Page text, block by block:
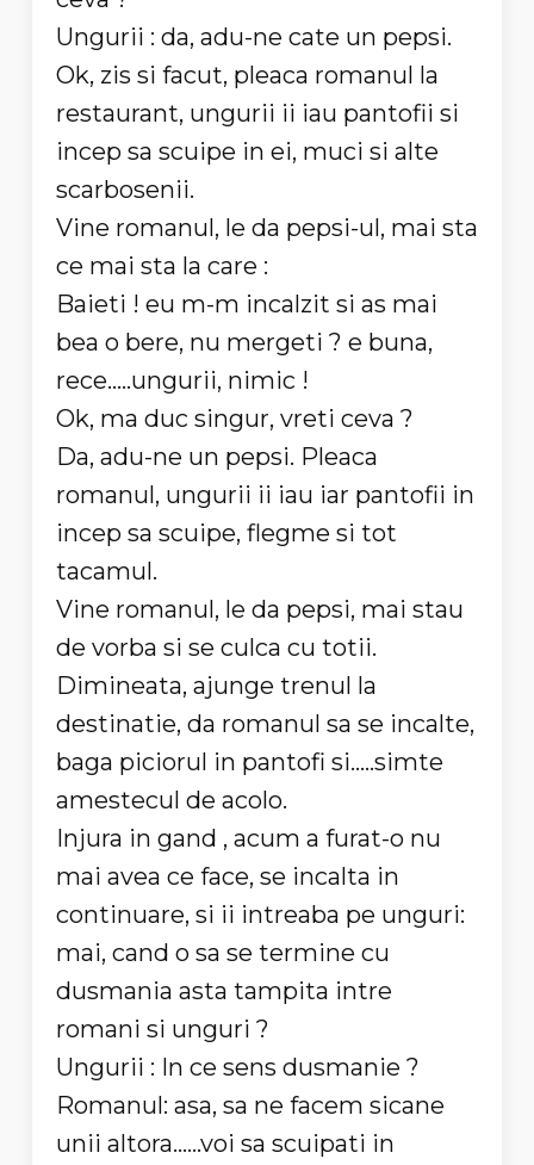
Ungurii : da, adu-ne cate un pepsi.
Ok, zis si facut, pleaca romanul la
restaurant, ungurii ii iau pantofii si
incep sa scuipe in ei, muci si alte
scarbosenii.
Vine romanul, le da pepsi-ul, mai sta
ce mai sta la care :
Baieti ! eu m-m incalzit si as mai
bea o bere, nu mergeti ? e buna,
rece.....ungurii, nimic !
Ok, ma duc singur, vreti ceva ?
Da, adu-ne un pepsi. Pleaca
romanul, ungurii ii iau iar pantofii in
incep sa scuipe, flegme si tot
tacamul.
Vine romanul, le da pepsi, mai stau
de vorba si se culca cu totii.
Dimineata, ajunge trenul la
destinatie, da romanul sa se incalte,
baga piciorul in pantofi si.....simte
amestecul de acolo.
Injura in gand , acum a furat-o nu
mai avea ce face, se incalta in
continuare, si ii intreaba pe unguri:
mai, cand o sa se termine cu
dusmania asta tampita intre
romani si unguri ?
Ungurii : In ce sens dusmanie ?
Romanul: asa, sa ne facem sicane
unii altora......voi sa scuipati in